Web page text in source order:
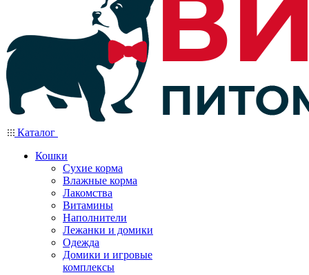
Каталог
Кошки
Сухие корма
Влажные корма
Лакомства
Витамины
Наполнители
Лежанки и домики
Одежда
Домики и игровые
комплексы